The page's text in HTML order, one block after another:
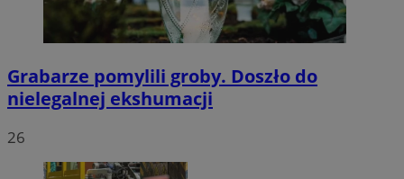
Grabarze pomylili groby. Doszło do
nielegalnej ekshumacji
26